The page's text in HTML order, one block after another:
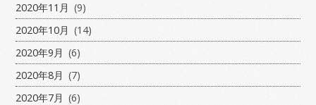
2020年11月 (9)
2020年10月 (14)
2020年9月 (6)
2020年8月 (7)
2020年7月 (6)